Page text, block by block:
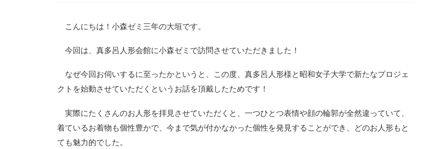
こんにちは！小森ゼミ三年の大垣です。
今回は、真多呂人形会館に小森ゼミで訪問させていただきました！
なぜ今回お伺いするに至ったかというと、この度、真多呂人形様と昭和女子大学で新たなプロジェ
クトを始動させていただくというお話を頂戴したためです！
実際にたくさんのお人形を拝見させていただくと、一つひとつ表情や顔の輪郭が全然違っていて、
着ているお着物も個性豊かで、今まで気が付かなかった個性を発見することができ、どのお人形もと
ても魅力的でした。